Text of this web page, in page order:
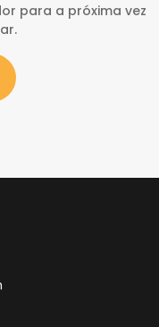
para a próxima vez